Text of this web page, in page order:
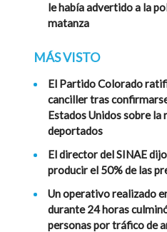
le había advertido a la
matanza
MÁS VISTO
El Partido Colorado
canciller tras
Estados Unidos sobre
deportados
El director del SINAE
producir el 50% de las
Un operativo realizado
durante 24 horas
personas por tráfico de